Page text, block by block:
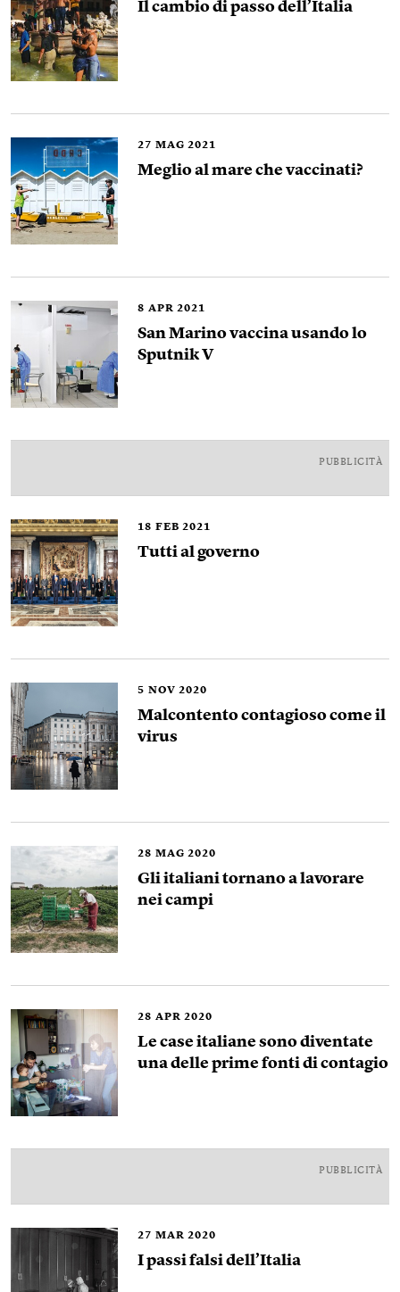
Il cambio di passo dell’Italia
27 MAG 2021
Meglio al mare che vaccinati?
8 APR 2021
San Marino vaccina usando lo
Sputnik V
PUBBLICITÀ
18 FEB 2021
Tutti al governo
5 NOV 2020
Malcontento contagioso come il
virus
28 MAG 2020
Gli italiani tornano a lavorare
nei campi
28 APR 2020
Le case italiane sono diventate
una delle prime fonti di contagio
PUBBLICITÀ
27 MAR 2020
I passi falsi dell’Italia